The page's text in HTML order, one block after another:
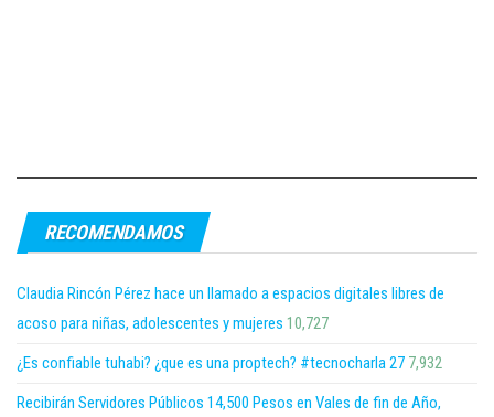
RECOMENDAMOS
Claudia Rincón Pérez hace un llamado a espacios digitales libres de
acoso para niñas, adolescentes y mujeres 10,727
¿Es confiable tuhabi? ¿que es una proptech? #tecnocharla 27 7,932
Recibirán Servidores Públicos 14,500 Pesos en Vales de fin de Año,